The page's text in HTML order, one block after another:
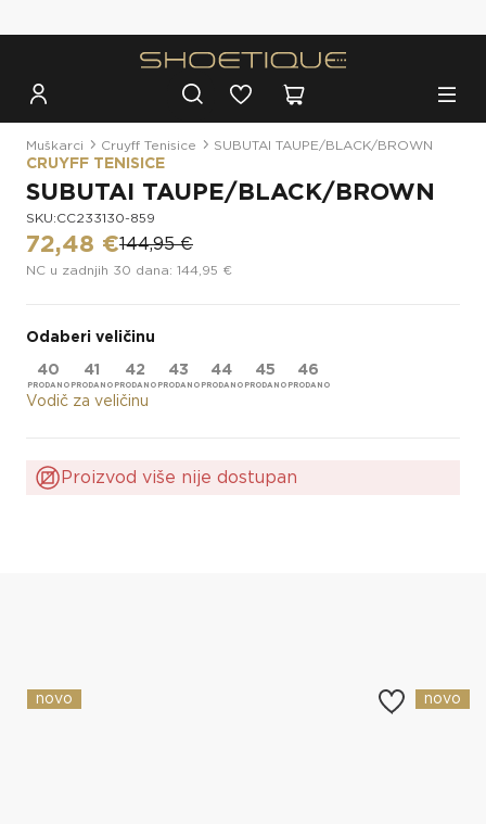
Muškarci Cruyff Tenisice SUBUTAI TAUPE/BLACK/BROWN
CRUYFF TENISICE
SUBUTAI TAUPE/BLACK/BROWN
SKU:CC233130-859
72,48 €144,95 €
NC u zadnjih 30 dana: 144,95 €
Odaberi veličinu
40
41 42 43 44 45
46
Vodič za veličinu
Proizvod više nije dostupan
novo novo